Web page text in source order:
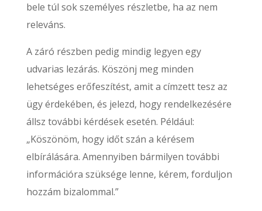
bele túl sok személyes részletbe, ha az nem
releváns.
A záró részben pedig mindig legyen egy
udvarias lezárás. Köszönj meg minden
lehetséges erőfeszítést, amit a címzett tesz az
ügy érdekében, és jelezd, hogy rendelkezésére
állsz további kérdések esetén. Például:
„Köszönöm, hogy időt szán a kérésem
elbírálására. Amennyiben bármilyen további
információra szüksége lenne, kérem, forduljon
hozzám bizalommal.”